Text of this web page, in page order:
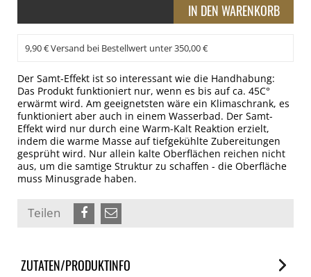
9,90 € Versand bei Bestellwert unter 350,00 €
Der Samt-Effekt ist so interessant wie die Handhabung:
Das Produkt funktioniert nur, wenn es bis auf ca. 45C°
erwärmt wird. Am geeignetsten wäre ein Klimaschrank, es
funktioniert aber auch in einem Wasserbad. Der Samt-
Effekt wird nur durch eine Warm-Kalt Reaktion erzielt,
indem die warme Masse auf tiefgekühlte Zubereitungen
gesprüht wird. Nur allein kalte Oberflächen reichen nicht
aus, um die samtige Struktur zu schaffen - die Oberfläche
muss Minusgrade haben.
Teilen
ZUTATEN/PRODUKTINFO